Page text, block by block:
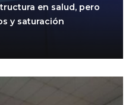
en salud, pero
y saturación